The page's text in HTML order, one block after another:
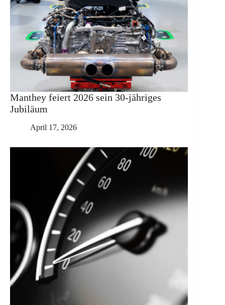
Manthey feiert 2026 sein 30-jähriges
Jubiläum
April 17, 2026